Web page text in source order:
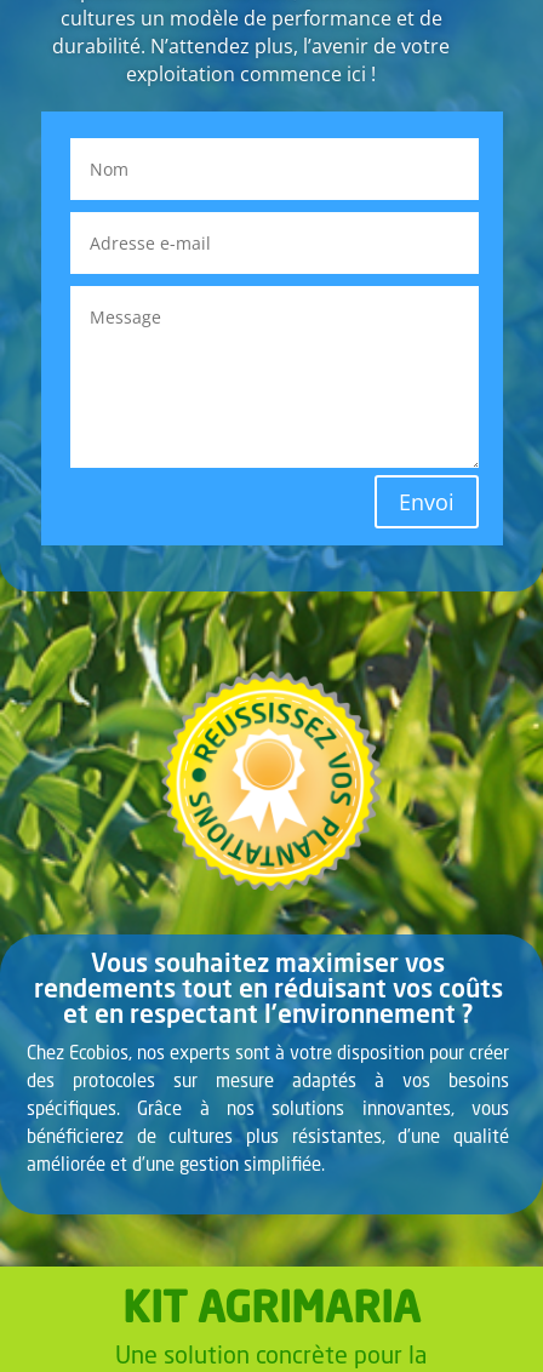
cultures un modèle de performance et de
durabilité. N’attendez plus, l’avenir de votre
exploitation commence ici !
Envoi
Vous souhaitez maximiser vos
rendements tout en réduisant vos coûts
et en respectant l’environnement ?
Chez Ecobios, nos experts sont à votre disposition pour créer
des protocoles sur mesure adaptés à vos besoins
spécifiques. Grâce à nos solutions innovantes, vous
bénéficierez de cultures plus résistantes, d’une qualité
améliorée et d’une gestion simplifiée.
KIT AGRIMARIA
Une solution concrète pour la